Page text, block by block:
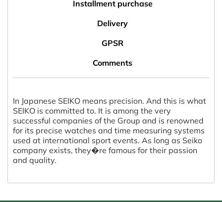
Installment purchase
Delivery
GPSR
Comments
In Japanese SEIKO means precision. And this is what
SEIKO is committed to. It is among the very
successful companies of the Group and is renowned
for its precise watches and time measuring systems
used at international sport events. As long as Seiko
company exists, they�re famous for their passion
and quality.